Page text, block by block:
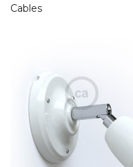
По типу
Бра и настенные
Настольные лампы
Торшеры
Технический свет
Уличное освещение
Комплектующие
Cables